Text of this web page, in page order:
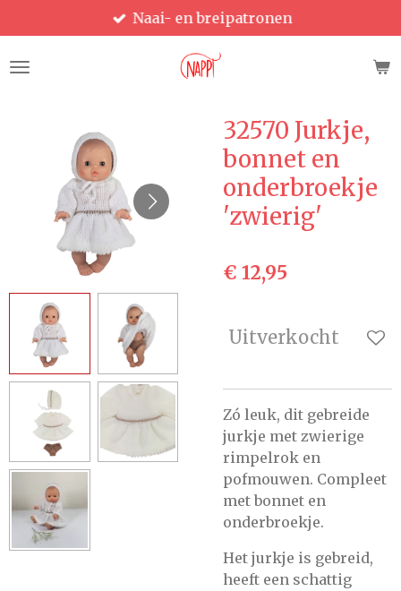
direct
naar
Naai- en breipatronen
32570 Jurkje,
bonnet en
onderbroekje
'zwierig'
€ 12,95
Uitverkocht
Zó leuk, dit gebreide
jurkje met zwierige
rimpelrok en
pofmouwen. Compleet
met bonnet en
onderbroekje.
Het jurkje is gebreid,
heeft een schattig